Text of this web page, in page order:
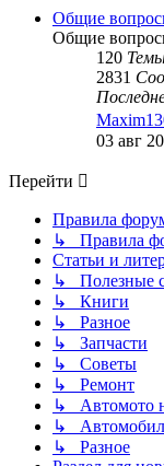
Общие
Общие
120
2831
03 авг
Перейти
Правила
↳ Правила
Статьи и
↳ Полезные
↳ Книги
↳ Разное
↳ Запчасти
↳ Советы
↳ Ремонт
↳ Автомото
↳
↳ Разное